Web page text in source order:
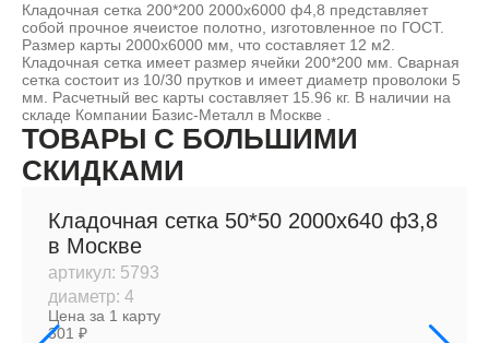
Кладочная сетка 200*200 2000х6000 ф4,8 представляет
собой прочное ячеистое полотно, изготовленное по ГОСТ.
Размер карты 2000х6000 мм, что составляет 12 м2.
Кладочная сетка имеет размер ячейки 200*200 мм. Сварная
сетка состоит из 10/30 прутков и имеет диаметр проволоки 5
мм. Расчетный вес карты составляет 15.96 кг. В наличии на
складе Компании Базис-Металл в Москве .
ТОВАРЫ С БОЛЬШИМИ
СКИДКАМИ
Кладочная сетка 50*50 2000х640 ф3,8
в Москве
артикул: 5793
диаметр: 4
Цена за 1 карту
301 ₽